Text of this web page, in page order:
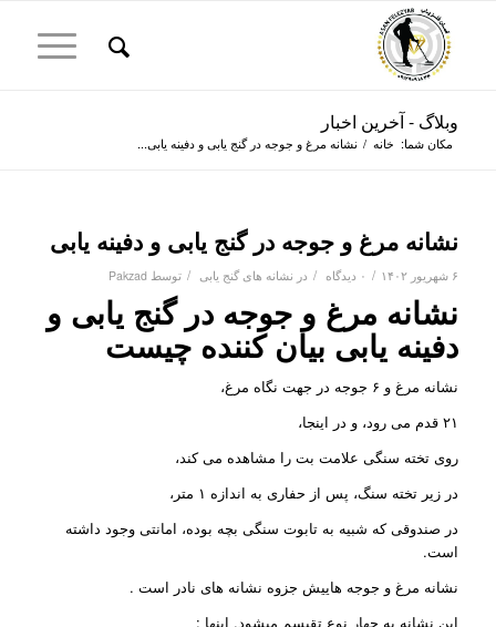
وبلاگ - آخرین اخبار
مکان شما: خانه / نشانه مرغ و جوجه در گنج یابی و دفینه یابی...
نشانه مرغ و جوجه در گنج یابی و دفینه یابی
۶ شهریور ۱۴۰۲ / ۰ دیدگاه / در نشانه های گنج یابی / توسط Pakzad
نشانه مرغ و جوجه در گنج یابی و
دفینه یابی بیان کننده چیست
نشانه مرغ و ۶ جوجه در جهت نگاه مرغ،
۲۱ قدم می رود، و در اینجا،
روی تخته سنگی علامت بت را مشاهده می کند،
در زیر تخته سنگ، پس از حفاری به اندازه ۱ متر،
در صندوقی که شبیه به تابوت سنگی بچه بوده، امانتی وجود داشته
است.
نشانه مرغ و جوجه هاییش جزوه نشانه های نادر است .
این نشانه به چهار نوع تقیسم میشود. اینها :